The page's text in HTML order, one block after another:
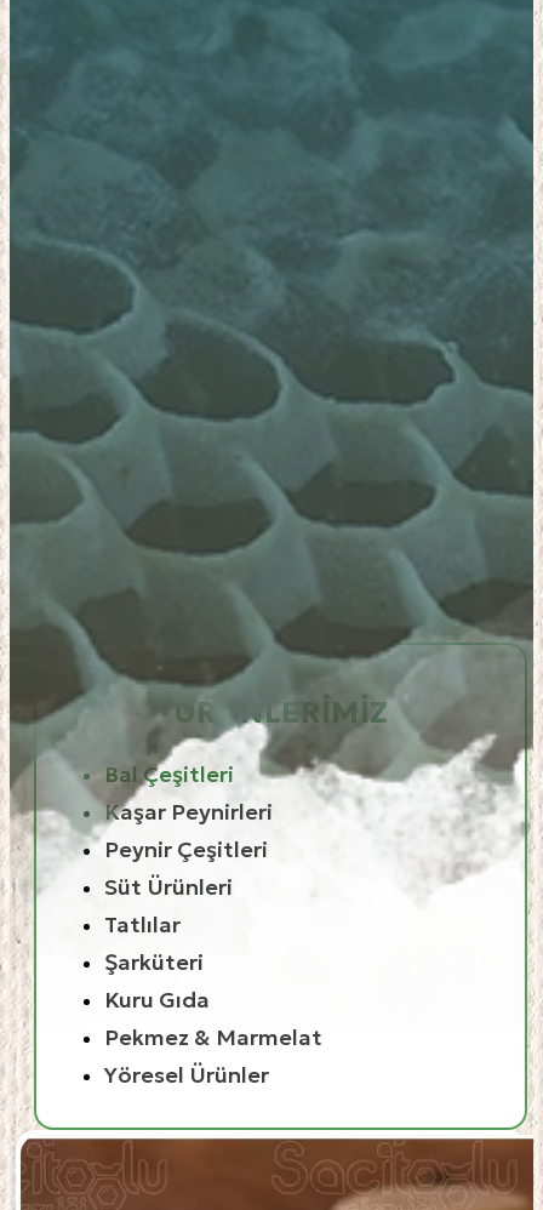
ÜRÜNLERIMIZ
Bal Çeşitleri
Kaşar Peynirleri
Peynir Çeşitleri
Süt Ürünleri
Tatlılar
Şarküteri
Kuru Gıda
Pekmez & Marmelat
Yöresel Ürünler